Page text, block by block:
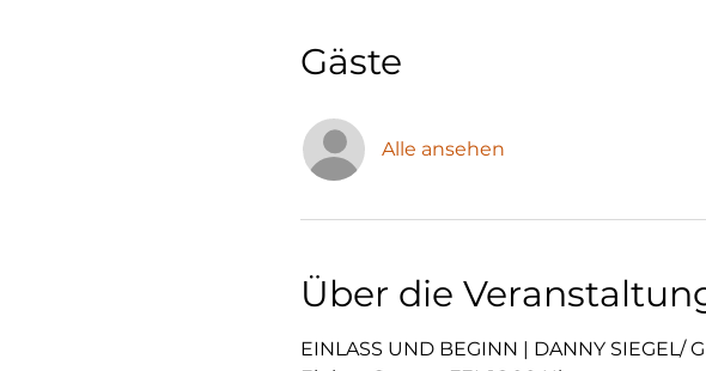
Gäste
Alle ansehen
Über die
EINLASS UND BEGINN | DANNY SIEGEL/